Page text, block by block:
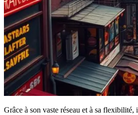
Grâce à son vaste réseau et à sa